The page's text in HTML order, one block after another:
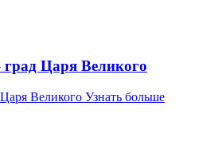
Царя Великого
Великого Узнать больше